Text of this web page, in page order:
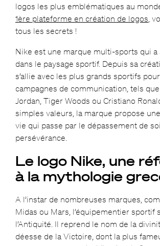
logos les plus emblématiques au
1ère plateforme en création de logos,
tous les secrets !
Nike est une marque multi-sports qui a
dans le paysage sportif. Depuis sa
s’allie avec les plus grands sportifs
campagnes de communication, tels
Jordan, Tiger Woods ou Cristiano
simples valeurs, la marque propose
vie qui passe par le dépassement de
persévérance.
Le logo Nike, une
à la mythologie
A l’instar de nombreuses marques,
Midas ou Mars, l’équipementier sportif
l’Antiquité. Il reprend le nom de la
déesse de la Victoire, dont la plus